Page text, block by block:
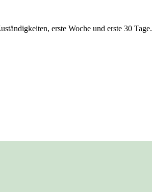
erste Woche und erste 30 Tage.